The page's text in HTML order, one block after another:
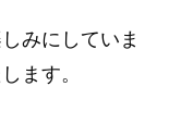
みにしていま
ます。